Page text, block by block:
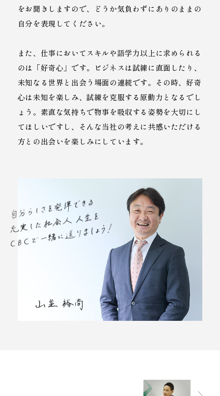
をお聞きしますので、どうか気負わずにありのままの
自分を表現してください。
また、仕事においてスキルや語学力以上に求められる
のは「好奇心」です。ビジネスは試練に直面したり、
未知なる世界と出会う場面の連続です。その時、好奇
心は未知を楽しみ、試練を克服する原動力となるでし
ょう。素直な気持ちで物事を吸収する姿勢を大切にし
てほしいですし、そんな当社の考えに共感いただける
方との出会いを楽しみにしています。